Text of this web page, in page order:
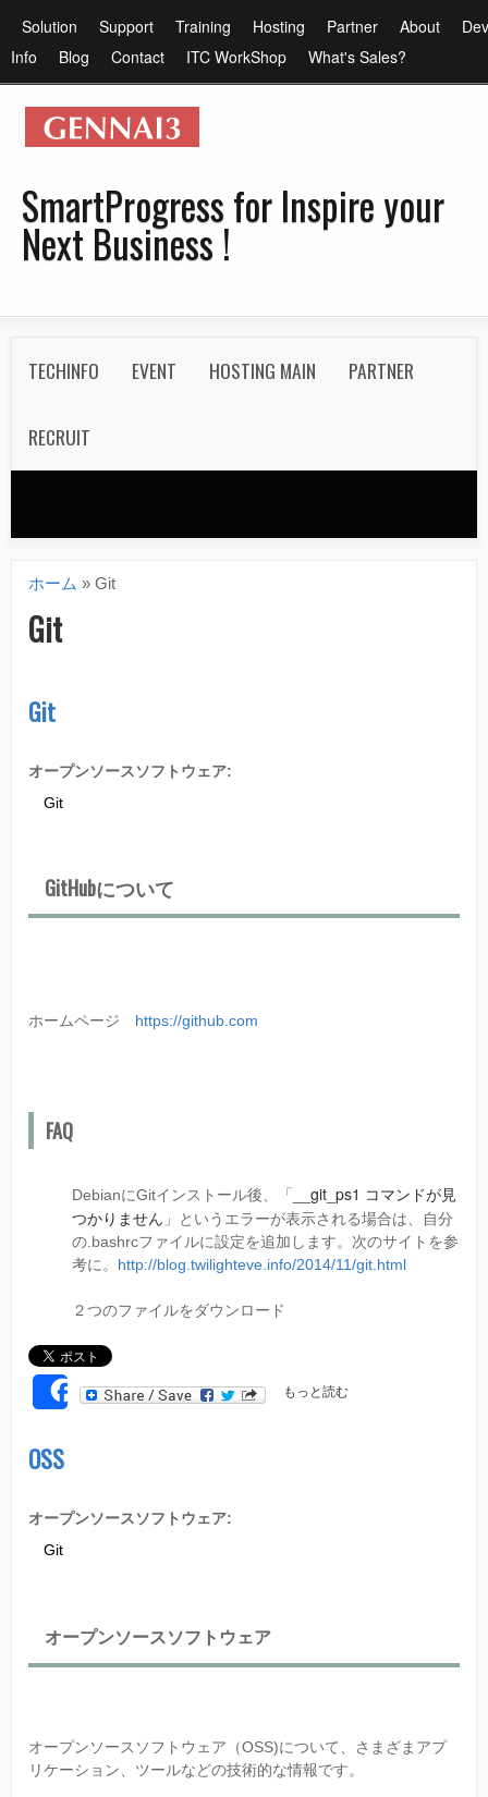
コ
ン
ン
ツ
に
動
メ
イ
ン
ニ
ー
Solution Support Training Hosting Partner About
Info
Blog Contact ITC WorkShop What's Sales?
SmartProgress for Inspire your
Next Business !
o
m
TECHINFO EVENT HOSTING MAIN PARTNER
RECRUIT
現
在
ホーム » Git
Git
Git
オープンソースソフトウェア:
Git
GitHubについて
ホームページ https://github.com
FAQ
DebianにGitインストール後、「
__git_ps1 コマンドが見
つかりません 」というエラーが表示される場合は、自分
の.bashrcファイルに設定を追加します。次のサイトを参
考に。 http://blog.twilighteve.info/2014/11/git.html
２つのファイルをダウンロード
SHARE
G
もっと読む
OSS
オープンソースソフトウェア:
Git
オープンソースソフトウェア
オープンソースソフトウェア（OSS)について、さまざまアプ
リケーション、ツールなどの技術的な情報です。